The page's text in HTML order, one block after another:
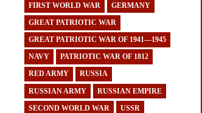
FIRST WORLD WAR GERMANY
GREAT PATRIOTIC WAR
GREAT PATRIOTIC WAR OF 1941—1945
NAVY PATRIOTIC WAR OF 1812
RED ARMY RUSSIA
RUSSIAN ARMY RUSSIAN EMPIRE
SECOND WORLD WAR USSR